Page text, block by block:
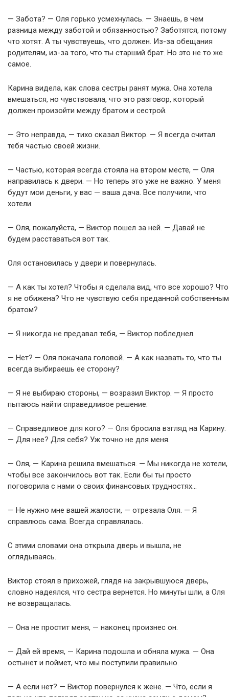
— Забота? — Оля горько усмехнулась. — Знаешь, в чем
разница между заботой и обязанностью? Заботятся, потому
что хотят. А ты чувствуешь, что должен. Из-за обещания
родителям, из-за того, что ты старший брат. Но это не то же
самое.
Карина видела, как слова сестры ранят мужа. Она хотела
вмешаться, но чувствовала, что это разговор, который
должен произойти между братом и сестрой.
— Это неправда, — тихо сказал Виктор. — Я всегда считал
тебя частью своей жизни.
— Частью, которая всегда стояла на втором месте, — Оля
направилась к двери. — Но теперь это уже не важно. У меня
будут мои деньги, у вас — ваша дача. Все получили, что
хотели.
— Оля, пожалуйста, — Виктор пошел за ней. — Давай не
будем расставаться вот так.
Оля остановилась у двери и повернулась.
— А как ты хотел? Чтобы я сделала вид, что все хорошо? Что
я не обижена? Что не чувствую себя преданной собственным
братом?
— Я никогда не предавал тебя, — Виктор побледнел.
— Нет? — Оля покачала головой. — А как назвать то, что ты
всегда выбираешь ее сторону?
— Я не выбираю стороны, — возразил Виктор. — Я просто
пытаюсь найти справедливое решение.
— Справедливое для кого? — Оля бросила взгляд на Карину.
— Для нее? Для себя? Уж точно не для меня.
— Оля, — Карина решила вмешаться. — Мы никогда не хотели,
чтобы все закончилось вот так. Если бы ты просто
поговорила с нами о своих финансовых трудностях…
— Не нужно мне вашей жалости, — отрезала Оля. — Я
справлюсь сама. Всегда справлялась.
С этими словами она открыла дверь и вышла, не
оглядываясь.
Виктор стоял в прихожей, глядя на закрывшуюся дверь,
словно надеялся, что сестра вернется. Но минуты шли, а Оля
не возвращалась.
— Она не простит меня, — наконец произнес он.
— Дай ей время, — Карина подошла и обняла мужа. — Она
остынет и поймет, что мы поступили правильно.
— А если нет? — Виктор повернулся к жене. — Что, если я